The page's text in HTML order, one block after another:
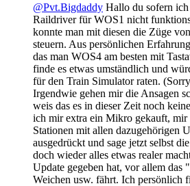
@Pvt.Bigdaddy Hallo du sofern
Raildriver für WOS1 nicht
konnte man mit diesen die Züge
steuern. Aus persönlichen
das man WOS4 am besten mit
finde es etwas umständlich und
für den Train Simulator raten.
Irgendwie gehen mir die Ansagen
weis das es in dieser Zeit noch
ich mir extra ein Mikro gekauft, mir
Stationen mit allen dazugehörigen
ausgedrückt und sage jetzt selbst
doch wieder alles etwas realer
Update gegeben hat, vor allem
Weichen usw. fährt. Ich persönlich